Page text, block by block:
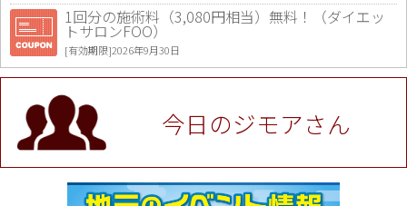
1回分の施術料（3,080円相当）無料！（ダイエッ
トサロンFOO）
[有効期限]2026年9月30日
値段提示後「ジモア見た」で更に買い取り金額 U
P！※チケットと新品商品は除く（大黒屋 高田馬場
駅前店）
[有効期限]2026年9月30日
★ジモア限定特典★ お会計より全品5％OFF（ナチ
ュラル＆ハンドメイドショップ［マキマキ］）
[有効期限]2026年9月30日まで
今日のジモアさん